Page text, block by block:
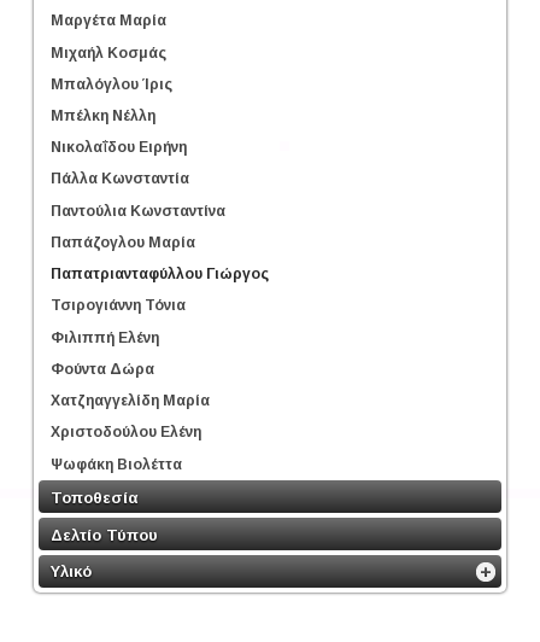
Μαργέτα Μαρία
Μιχαήλ Κοσμάς
Μπαλόγλου Ίρις
Μπέλκη Νέλλη
Νικολαΐδου Ειρήνη
Πάλλα Κωνσταντία
Παντούλια Κωνσταντίνα
Παπάζογλου Μαρία
Παπατριανταφύλλου Γιώργος
Τσιρογιάννη Τόνια
Φιλιππή Ελένη
Φούντα Δώρα
Χατζηαγγελίδη Μαρία
Χριστοδούλου Ελένη
Ψωφάκη Βιολέττα
Τοποθεσία
Δελτίο Τύπου
Υλικό